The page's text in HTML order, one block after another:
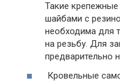
Такие
шайбами с
необходима для
на резьбу. Для
предварительно
Кровельные